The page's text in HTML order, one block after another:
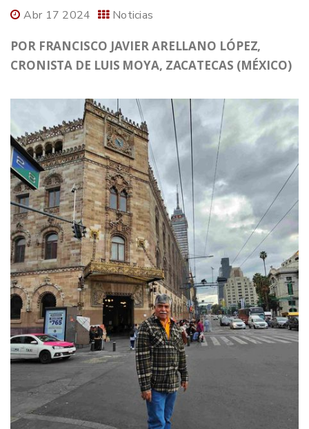
Abr 17 2024 Noticias
POR FRANCISCO JAVIER ARELLANO LÓPEZ,
CRONISTA DE LUIS MOYA, ZACATECAS (MÉXICO)